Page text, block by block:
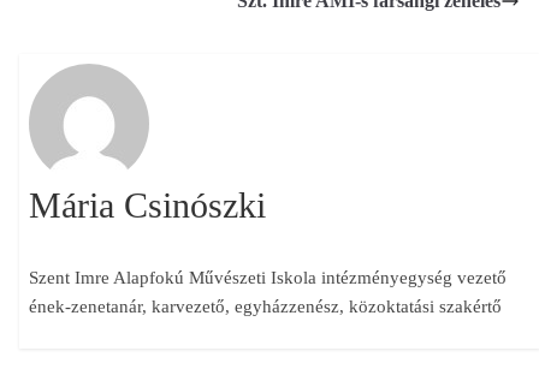
Mária Csinószki
Szent Imre Alapfokú Művészeti Iskola intézményegység vezető
ének-zenetanár, karvezető, egyházzenész, közoktatási szakértő